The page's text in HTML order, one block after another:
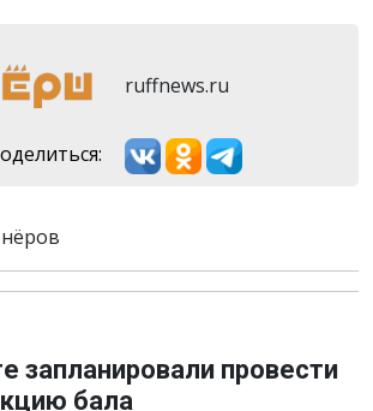
ruffnews.ru
запланировали провести
бала